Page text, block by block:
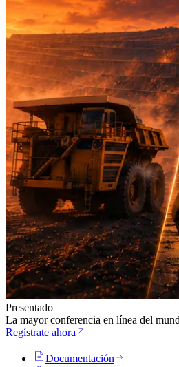
Presentado
La mayor conferencia en línea del
Regístrate ahora
Documentación